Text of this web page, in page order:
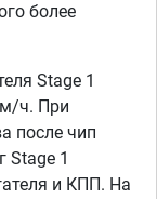
более
Stage 1
ч. При
после чип
Stage 1
и КПП. На